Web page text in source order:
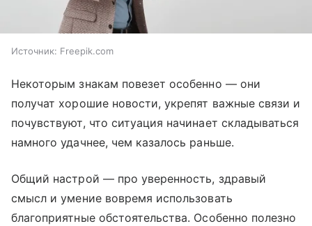
Источник: Freepik.com
Некоторым знакам повезет особенно — они
получат хорошие новости, укрепят важные связи и
почувствуют, что ситуация начинает складываться
намного удачнее, чем казалось раньше.
Общий настрой — про уверенность, здравый
смысл и умение вовремя использовать
благоприятные обстоятельства. Особенно полезно